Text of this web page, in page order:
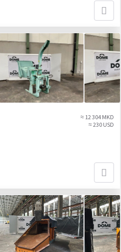
≈ 12 304 MKD
≈ 230 USD